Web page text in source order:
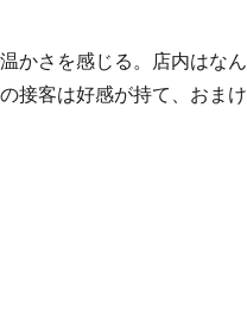
かさを感じる。店内はな
接客は好感が持て、おまけ